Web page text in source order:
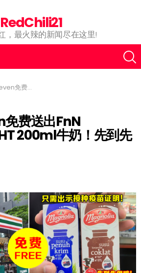
RedChili21
，最火辣的新闻尽在这里!
UHT 200ml牛奶！先到先得哦！
费送出FnN
200ml牛奶！先到先